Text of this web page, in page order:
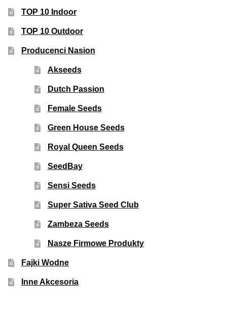
Formy i Koszt Wysyłki
Kontakt
TOP 10 Indoor
TOP 10 Outdoor
Producenci Nasion
Akseeds
Dutch Passion
Female Seeds
Green House Seeds
Royal Queen Seeds
SeedBay
Sensi Seeds
Super Sativa Seed Club
Zambeza Seeds
Nasze Firmowe Produkty
Fajki Wodne
Inne Akcesoria